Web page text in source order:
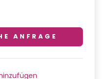
ANFRAGE